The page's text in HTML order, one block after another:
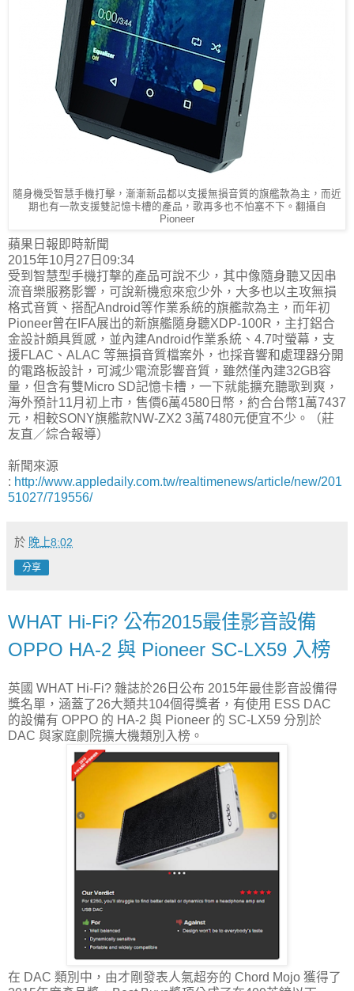
隨身機受智慧手機打擊，漸漸新品都以支援無損音質的旗艦款為主，而近
期也有一款支援雙記憶卡槽的產品，歌再多也不怕塞不下。翻攝自
Pioneer
蘋果日報即時新聞
2015年10月27日09:34
受到智慧型手機打擊的產品可說不少，其中像隨身聽又因串
流音樂服務影響，可說新機愈來愈少外，大多也以主攻無損
格式音質、搭配Android等作業系統的旗艦款為主，而年初
Pioneer曾在IFA展出的新旗艦隨身聽XDP-100R，主打鋁合
金設計頗具質感，並內建Android作業系統、4.7吋螢幕，支
援FLAC、ALAC 等無損音質檔案外，也採音響和處理器分開
的電路板設計，可減少電流影響音質，雖然僅內建32GB容
量，但含有雙Micro SD記憶卡槽，一下就能擴充聽歌到爽，
海外預計11月初上市，售價6萬4580日幣，約合台幣1萬7437
元，相較SONY旗艦款NW-ZX2 3萬7480元便宜不少。（莊
友直／綜合報導）
新聞來源
: http://www.appledaily.com.tw/realtimenews/article/new/201
51027/719556/
於 晚上8:02
分享
WHAT Hi-Fi? 公布2015最佳影音設備
OPPO HA-2 與 Pioneer SC-LX59 入榜
英國 WHAT Hi-Fi? 雜誌於26日公布 2015年最佳影音設備得
獎名單，涵蓋了26大類共104個得獎者，有使用 ESS DAC
的設備有 OPPO 的 HA-2 與 Pioneer 的 SC-LX59 分別於
DAC 與家庭劇院擴大機類別入榜。
在 DAC 類別中，由才剛發表人氣超夯的 Chord Mojo 獲得了